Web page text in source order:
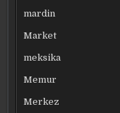
mardin
Market
meksika
Memur
Merkez